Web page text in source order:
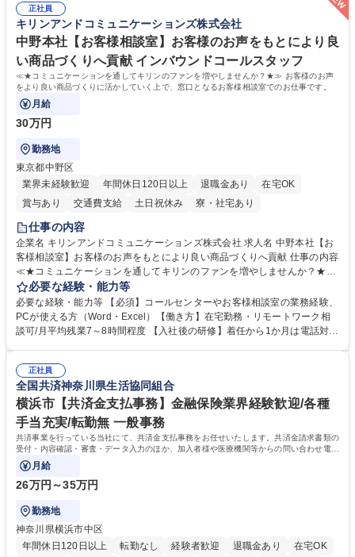
のOJTで業務を習得可能、未経験でもしっかりサポート 学歴・資格 学
歴：大学院 大学 高専 短大 語学力： 資格：
正社員
キリンアンドコミュニケーションズ株式会社
中野本社【お客様相談室】お客様のお声をもとにより良
い商品づくりへ貢献 インバウンドコールスタッフ
≪★コミュニケーションを通してキリンのファンを増やしませんか？★≫ お客様のお声
をより良い商品づくりに活かしていく上で、窓口となるお客様相談室でのお仕事です。
月給
30万円
勤務地
東京都中野区
業界未経験歓迎
年間休日120日以上 退職金あり
在宅OK
賞与あり
交通費支給 土日祝休み 寮・社宅あり
仕事の内容
企業名 キリンアンドコミュニケーションズ株式会社 求人名 中野本社【お
客様相談室】お客様のお声をもとにより良い商品づくりへ貢献 仕事の内容
≪★コミュニケーションを通してキリンのファンを増やしませんか？★≫
お客様のお声をより良い商品づくりに活かしていく上で、窓口となるお客
様相談室でのお仕事です。 日々お客様からいただくキリングループへのご
意見を、企業活動に活かしています。お客様からの声に迅速かつ誠意をも
って対応、情報提供するとともにグループ内活動に反映しています。 【具
平均100件前後■メール・手紙：同上40件前後 募集職種 中野本社【お客様
相談室】お客様のお声をもとにより良い商品づくりへ貢献
必要な経験・能力等
必要な経験・能力等 【必須】コールセンターやお客様相談室の業務経験、
PCが使える方（Word・Excel）【働き方】在宅勤務・リモートワーク相
談可/月平均残業7～8時間程度 【入社後の研修】着任から1か月は電話対応
すのでご安心ください。 【当社について】キリングループの広報機能を担
う会社として、お客様との出会いを大切にし、磨き上げたホスピタリティ
を込めてコミュニケーションをとりながら広報関連業務を行っておりま
す。 学歴・資格 学歴：大学院 大学 高専 短大 専修学校 高校 語学力： 資
格：
正社員
全国共済神奈川県生活協同組合
横浜市【共済金支払事務】金融保険業界経験歓迎/各種
手当充実/転勤無 一般事務
共済事業を行っている当社にて、共済金支払事務をお任せいたします。共済金請求書類の
受付・内容確認・審査・データ入力のほか、加入者様や医療機関等からの問い合わせ電話
対応や書類発送等を担当します。
月給
26万円～35万円
勤務地
神奈川県横浜市中区
年間休日120日以上
転勤なし 経験者歓迎 退職金あり
在宅OK